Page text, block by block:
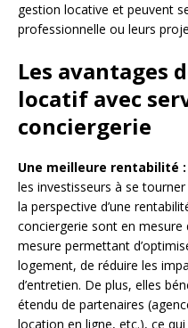
gestion locative et peuvent
professionnelle ou leurs
Les avantages
locatif avec
conciergerie
Une meilleure rentabilité :
les investisseurs à se
la perspective d’une
conciergerie sont en mesure
mesure permettant
logement, de réduire les
d’entretien. De plus, elles
étendu de partenaires
location en ligne, etc.), ce